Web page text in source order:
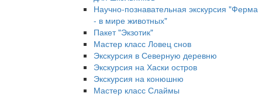
Научно-познавательная экскурсия "Ферма
- в мире животных"
Пакет "Экзотик"
Мастер класс Ловец снов
Экскурсия в Северную деревню
Экскурсия на Хаски остров
Экскурсия на конюшню
Мастер класс Слаймы